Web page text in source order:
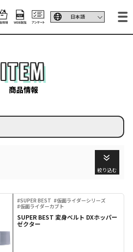
ITEM
商品情報
絞り込む
#SUPER BEST #仮面ライダーシリーズ
#仮面ライダーカブト
SUPER BEST 変身ベルト DXホッパー
ゼクター